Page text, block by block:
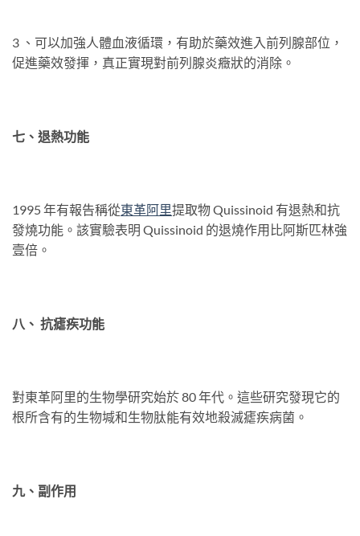
3 、可以加強人體血液循環，有助於藥效進入前列腺部位，
促進藥效發揮，真正實現對前列腺炎癥狀的消除。
七、退熱功能
1995 年有報告稱從東革阿里提取物 Quissinoid 有退熱和抗
發燒功能。該實驗表明 Quissinoid 的退燒作用比阿斯匹林強
壹倍。
八、 抗瘧疾功能
對東革阿里的生物學研究始於 80 年代。這些研究發現它的
根所含有的生物堿和生物肽能有效地殺滅瘧疾病菌。
九、副作用